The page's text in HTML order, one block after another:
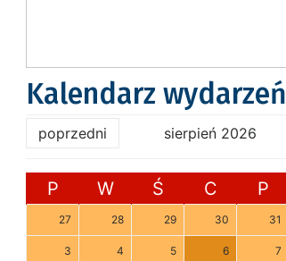
Kalendarz wydarzeń
poprzedni sierpień 2026
P W Ś C P
27 28 29 30 31
3 4 5 6 7